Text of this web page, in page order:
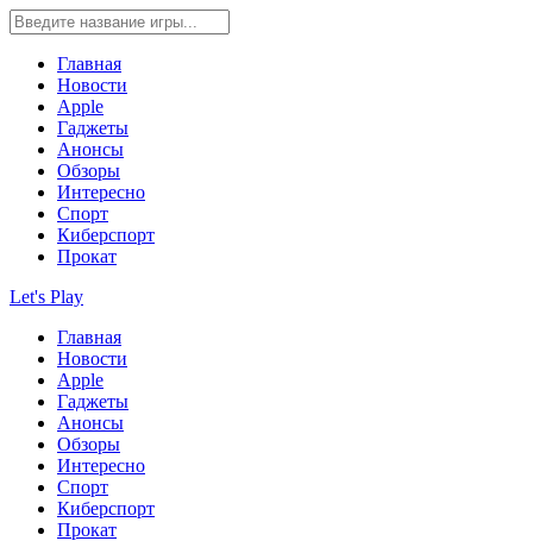
Главная
Новости
Apple
Гаджеты
Анонсы
Обзоры
Интересно
Спорт
Киберспорт
Прокат
Let's Play
Главная
Новости
Apple
Гаджеты
Анонсы
Обзоры
Интересно
Спорт
Киберспорт
Прокат